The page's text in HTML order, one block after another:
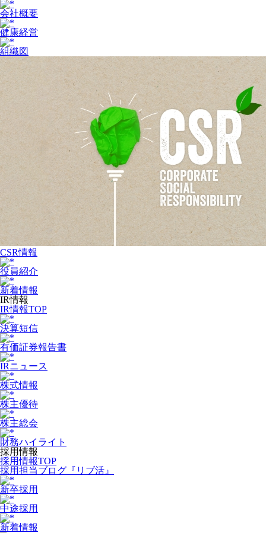
会社概要
健康経営
組織図
CSR情報
役員紹介
新着情報
IR情報
IR情報TOP
決算短信
有価証券報告書
IRニュース
株式情報
株主優待
株主総会
財務ハイライト
採用情報
採用情報TOP
採用担当ブログ『リブ活』
新卒採用
中途採用
新着情報